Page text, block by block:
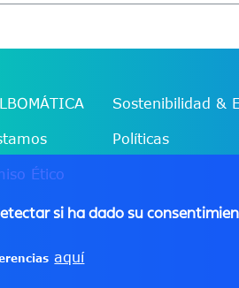
Ético
Sostenibilidad &
Políticas
si ha dado su
aquí